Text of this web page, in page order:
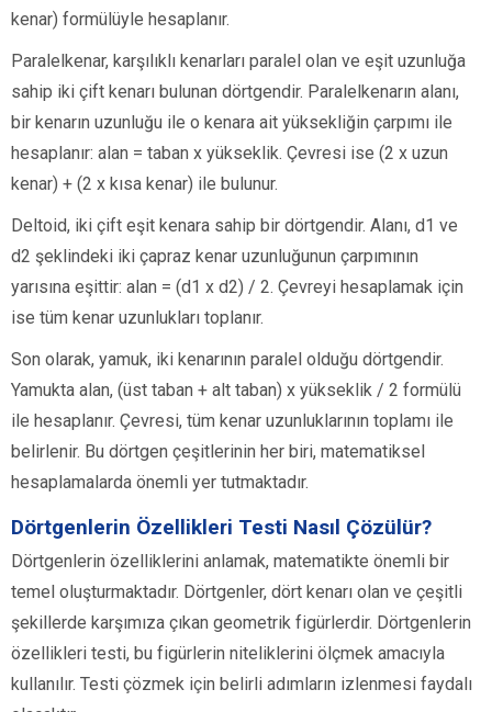
kenar) formülüyle hesaplanır.
Paralelkenar, karşılıklı kenarları paralel olan ve eşit uzunluğa
sahip iki çift kenarı bulunan dörtgendir. Paralelkenarın alanı,
bir kenarın uzunluğu ile o kenara ait yüksekliğin çarpımı ile
hesaplanır: alan = taban x yükseklik. Çevresi ise (2 x uzun
kenar) + (2 x kısa kenar) ile bulunur.
Deltoid, iki çift eşit kenara sahip bir dörtgendir. Alanı, d1 ve
d2 şeklindeki iki çapraz kenar uzunluğunun çarpımının
yarısına eşittir: alan = (d1 x d2) / 2. Çevreyi hesaplamak için
ise tüm kenar uzunlukları toplanır.
Son olarak, yamuk, iki kenarının paralel olduğu dörtgendir.
Yamukta alan, (üst taban + alt taban) x yükseklik / 2 formülü
ile hesaplanır. Çevresi, tüm kenar uzunluklarının toplamı ile
belirlenir. Bu dörtgen çeşitlerinin her biri, matematiksel
hesaplamalarda önemli yer tutmaktadır.
Dörtgenlerin Özellikleri Testi Nasıl Çözülür?
Dörtgenlerin özelliklerini anlamak, matematikte önemli bir
temel oluşturmaktadır. Dörtgenler, dört kenarı olan ve çeşitli
şekillerde karşımıza çıkan geometrik figürlerdir. Dörtgenlerin
özellikleri testi, bu figürlerin niteliklerini ölçmek amacıyla
kullanılır. Testi çözmek için belirli adımların izlenmesi faydalı